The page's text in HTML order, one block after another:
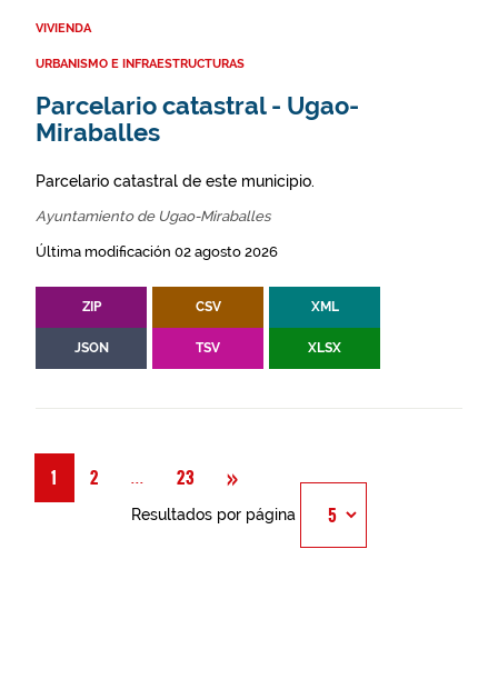
VIVIENDA
URBANISMO E INFRAESTRUCTURAS
Parcelario catastral - Ugao-
Miraballes
Parcelario catastral de este municipio.
Ayuntamiento de Ugao-Miraballes
Última modificación 02 agosto 2026
ZIP CSV XML
JSON TSV XLSX
1 2 Página
... 23 » Siguiente
Resultados por página